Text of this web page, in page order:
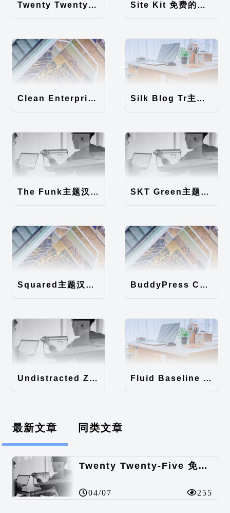
Twenty Twenty-Five 免费的WordPress内容主题 Site Kit 免费的WordPress数据统计插件
Clean Enterprise主题汉化包 Silk Blog Tr主题汉化包
The Funk主题汉化包 SKT Green主题汉化包
Squared主题汉化包 BuddyPress Colours主题汉化包
Undistracted Zen主题汉化包 Fluid Baseline Grid主题汉化包
最新文章 同类文章
Twenty Twenty-Five 免费的WordPress内容主题
04/07 255